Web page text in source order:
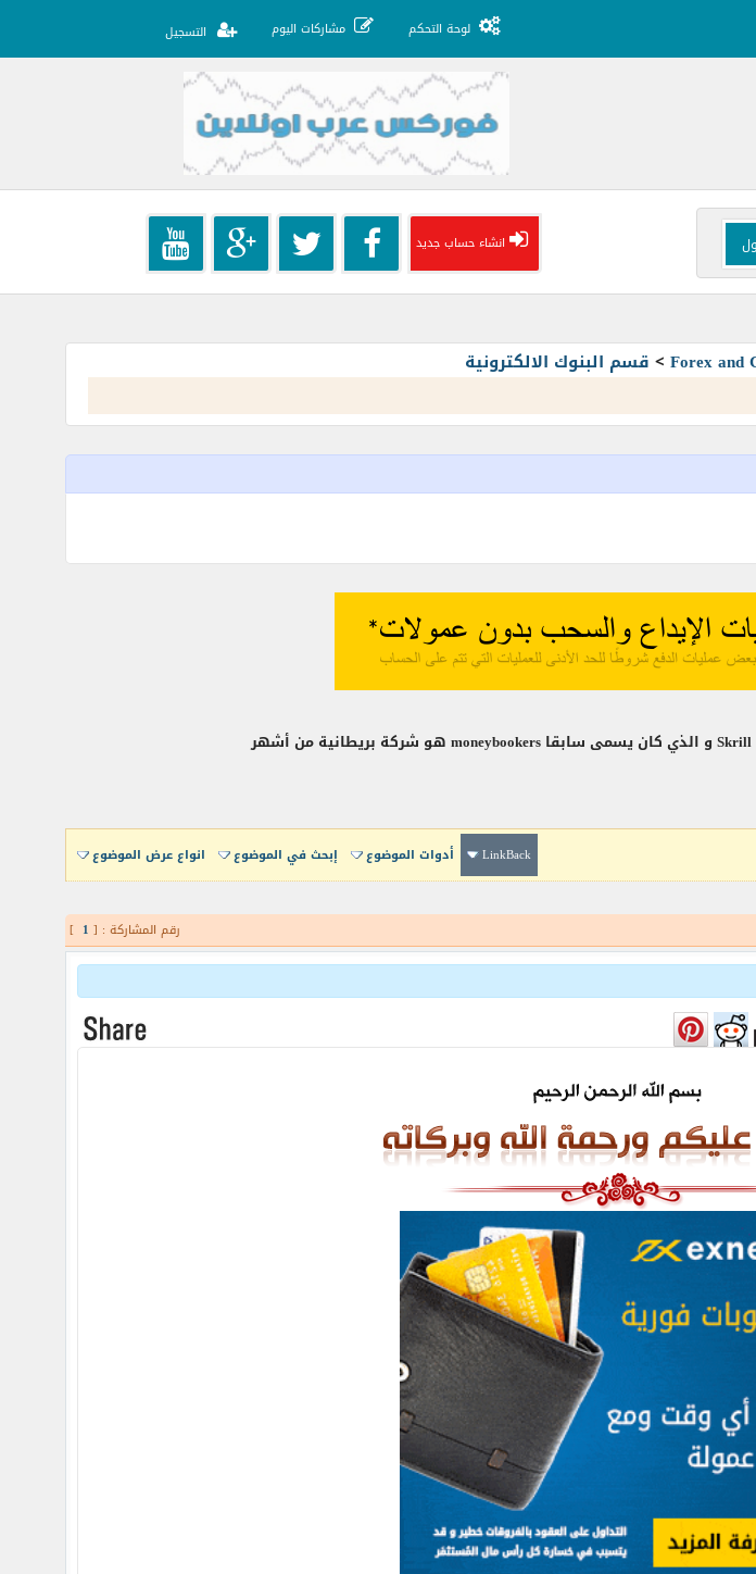
لوحة التحكم مشاركات اليوم التسجيل
انشاء حساب جديد
> قسم البنوك الالكترونية
LinkBack أدوات الموضوع إبحث في الموضوع انواع عرض الموضوع
رقم المشاركة : [ 1
]